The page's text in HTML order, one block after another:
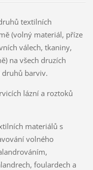
textilních
(volný materiál, příze
válech, tkaniny,
na všech druzích
druhů barviv.
lázní a roztoků
materiálů s
volného
foulardech a